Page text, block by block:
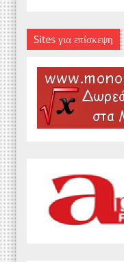
Sites για επίσκεψη